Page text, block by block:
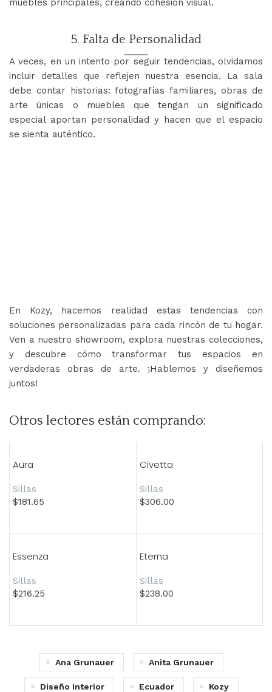
muebles principales, creando cohesión visual.
5. Falta de Personalidad
A veces, en un intento por seguir tendencias, olvidamos
incluir detalles que reflejen nuestra esencia. La sala
debe contar historias: fotografías familiares, obras de
arte únicas o muebles que tengan un significado
especial aportan personalidad y hacen que el espacio
se sienta auténtico.
En Kozy, hacemos realidad estas tendencias con
soluciones personalizadas para cada rincón de tu hogar.
Ven a nuestro showroom, explora nuestras colecciones,
y descubre cómo transformar tus espacios en
verdaderas obras de arte. ¡Hablemos y diseñemos
juntos!
Otros lectores están comprando:
Aura
Sillas
$181.65
Civetta
Sillas
$306.00
Essenza
Sillas
$216.25
Eterna
Sillas
$238.00
Ana Grunauer Anita Grunauer
Diseño Interior Ecuador Kozy